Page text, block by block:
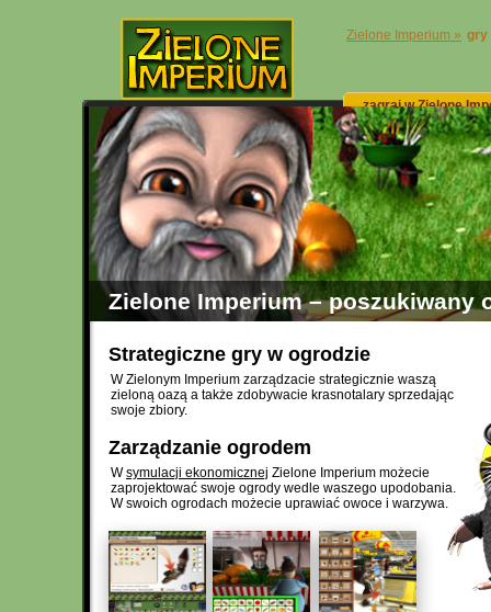
Zielone Imperium » gry
zagraj w Zielone
Zielone Imperium – poszukiwany
Strategiczne gry w ogrodzie
W Zielonym Imperium zarządzacie strategicznie waszą
zieloną oazą a także zdobywacie krasnotalary sprzedając
swoje zbiory.
Zarządzanie ogrodem
Wsymulacji ekonomicznej Zielone Imperium możecie
zaprojektować swoje ogrody wedle waszego upodobania.
W swoich ogrodach możecie uprawiać owoce i warzywa.